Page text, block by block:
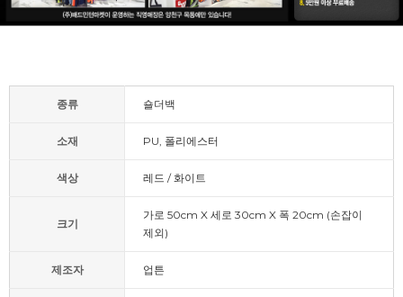
종류 숄더백
소재 PU, 폴리에스터
색상 레드 / 화이트
크기
가로 50cm X 세로 30cm X 폭 20cm (손잡이
제외)
제조자 업튼